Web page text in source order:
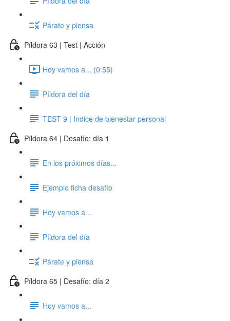
Párate y piensa
Píldora 63 | Test | Acción
Hoy vamos a... (0:55)
Píldora del día
TEST 9 | Indice de bienestar personal
Píldora 64 | Desafío: día 1
En los próximos días...
Ejemplo ficha desafío
Hoy vamos a...
Píldora del día
Párate y piensa
Píldora 65 | Desafío: día 2
Hoy vamos a...